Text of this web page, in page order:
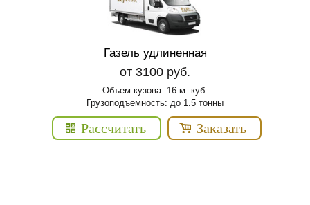
Газель удлиненная
от 3100 руб.
Объем кузова: 16 м. куб.
Грузоподъемность: до 1.5 тонны
Рассчитать Заказать